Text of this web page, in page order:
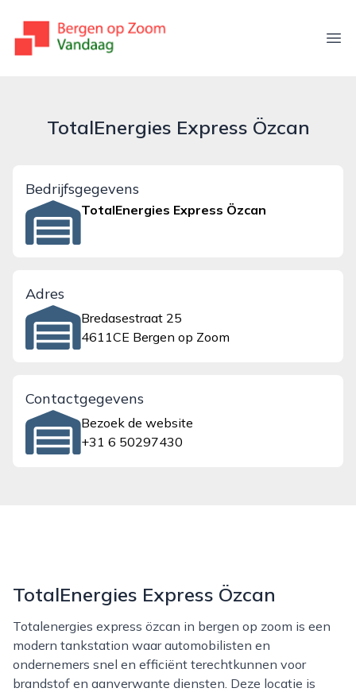
bergenopzoomvandaag.nl
TotalEnergies Express Özcan
Bedrijfsgegevens
TotalEnergies Express Özcan
Adres
Bredasestraat 25
4611CE Bergen op Zoom
Contactgegevens
Bezoek de website
+31 6 50297430
TotalEnergies Express Özcan
Totalenergies express özcan in bergen op zoom is een
modern tankstation waar automobilisten en
ondernemers snel en efficiënt terechtkunnen voor
brandstof en aanverwante diensten. Deze locatie is